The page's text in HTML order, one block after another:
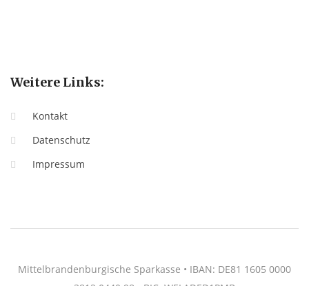
Weitere Links:
Kontakt
Datenschutz
Impressum
Mittelbrandenburgische Sparkasse • IBAN: DE81 1605 0000